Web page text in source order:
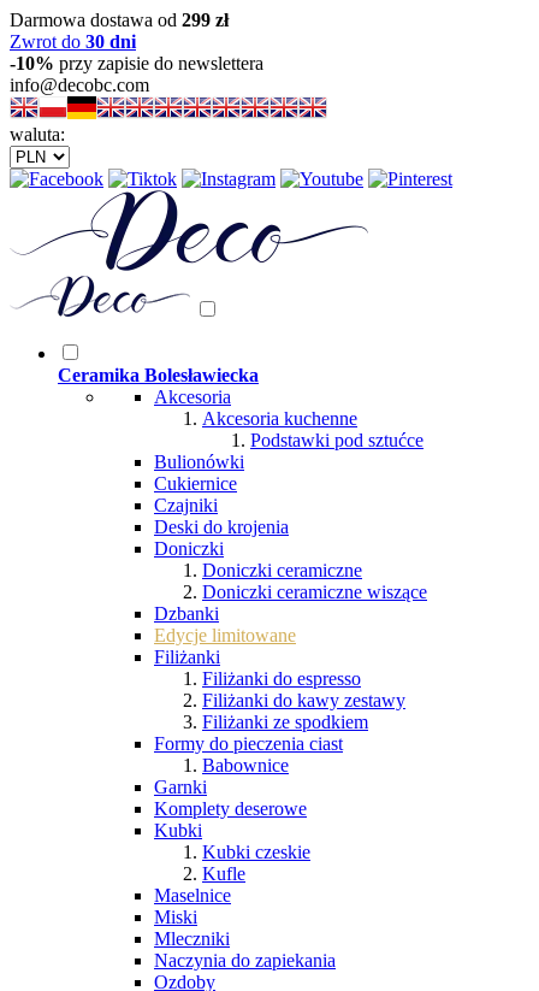
Darmowa dostawa od 299 zł
Zwrot do 30 dni
-10% przy zapisie do newslettera
info@decobc.com
waluta:
Ceramika Bolesławiecka
Akcesoria
Akcesoria kuchenne
Podstawki pod sztućce
Bulionówki
Cukiernice
Czajniki
Deski do krojenia
Doniczki
Doniczki ceramiczne
Doniczki ceramiczne wiszące
Dzbanki
Edycje limitowane
Filiżanki
Filiżanki do espresso
Filiżanki do kawy zestawy
Filiżanki ze spodkiem
Formy do pieczenia ciast
Babownice
Garnki
Komplety deserowe
Kubki
Kubki czeskie
Kufle
Maselnice
Miski
Mleczniki
Naczynia do zapiekania
Ozdoby